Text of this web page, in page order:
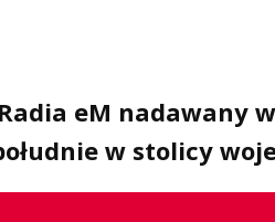
eM nadawany
w stolicy